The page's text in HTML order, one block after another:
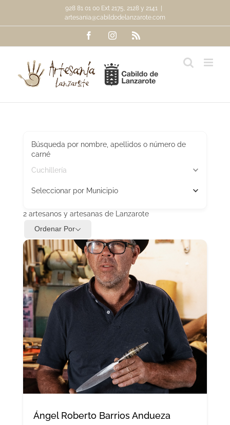
contenido
928 81 01 00 Ext 2175, 2128 y 2141
artesania@cabildodelanzarote.com
FacebookInstagramRss
Búsqueda por nombre, apellidos o número de
carné
Cuchillería
Seleccionar por Municipio
2 artesanos y artesanas de Lanzarote
Ordenar Por
Ángel Roberto Barrios Andueza